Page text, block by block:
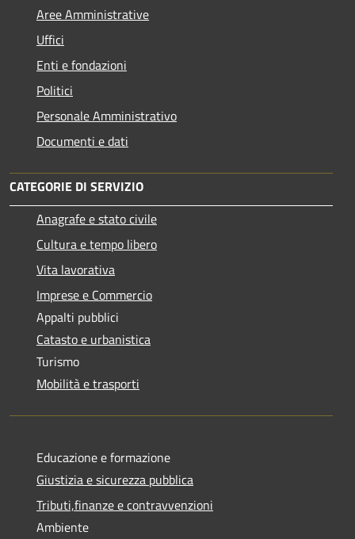
Aree Amministrative
Uffici
Enti e fondazioni
Politici
Personale Amministrativo
Documenti e dati
CATEGORIE DI SERVIZIO
Anagrafe e stato civile
Cultura e tempo libero
Vita lavorativa
Imprese e Commercio
Appalti pubblici
Catasto e urbanistica
Turismo
Mobilità e trasporti
Educazione e formazione
Giustizia e sicurezza pubblica
Tributi,finanze e contravvenzioni
Ambiente